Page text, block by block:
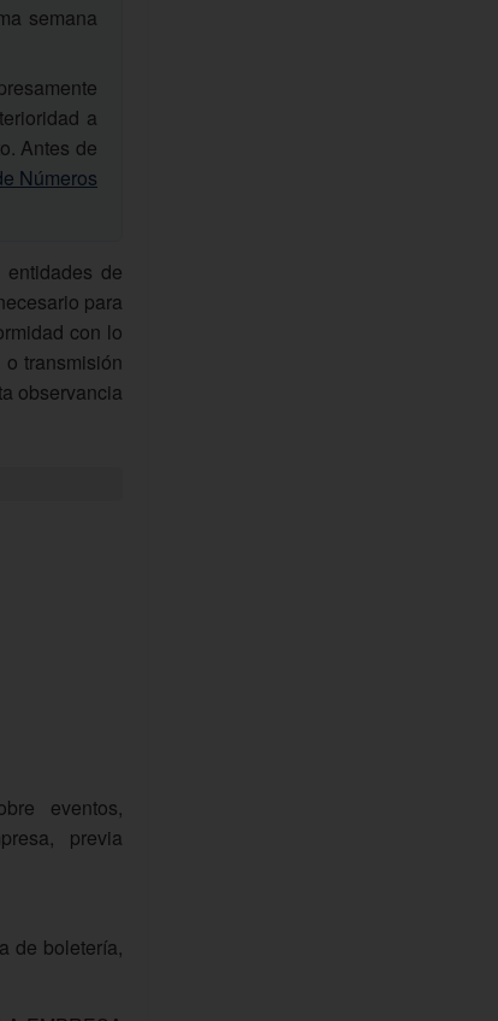
semana
a
Antes de
Números
de
para
con lo
transmisión
observancia
eventos,
previa
de boletería,